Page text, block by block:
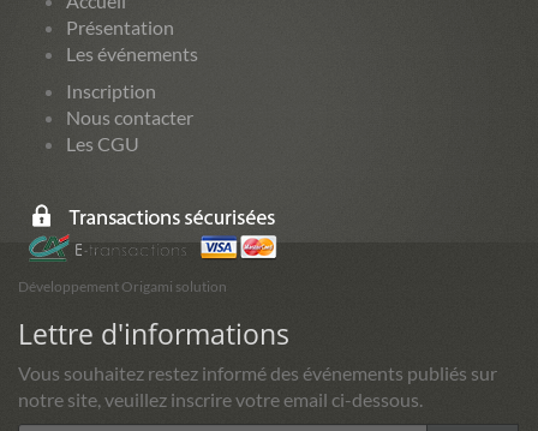
Présentation
Les événements
Inscription
Nous contacter
Les CGU
Développement Origami solution
Lettre d'informations
Vous souhaitez restez informé des événements publiés sur
notre site, veuillez inscrire votre email ci-dessous.